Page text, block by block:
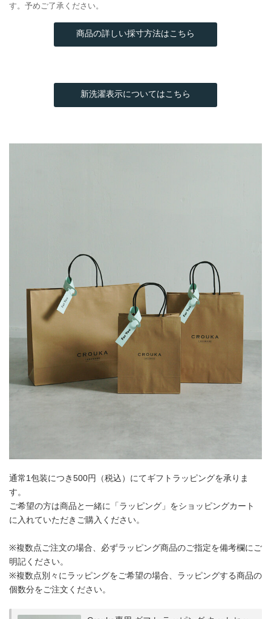
す。予めご了承ください。
商品の詳しい採寸方法はこちら
新洗濯表示についてはこちら
通常1包装につき500円（税込）にてギフトラッピングを承りま
す。
ご希望の方は商品と一緒に「ラッピング」をショッピングカート
に入れていただきご購入ください。
※複数点ご注文の場合、必ずラッピング商品のご指定を備考欄にご
明記ください。
※複数点別々にラッピングをご希望の場合、ラッピングする商品の
個数分をご注文ください。